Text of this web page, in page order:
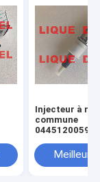
Injecteur à
commune
0445120059
120 059 0 445
231 pour
Meilleur